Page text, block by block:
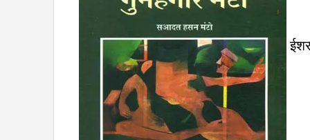
ईशर सिंह ज्यों ही होटल के कमरे में दाख़िल हुआ, कुलवंत कौर पलंग पर से उठी. अपनी तेज़-तेज़ आंखों से उसकी तरफ़ घूर के देखा और दरवाज़े की चटख़नी बन्द कर दी. रात के बारह बज चुके थे, शहर का मुज़ाफ़ात(आस-पास का क्षेत्र) एक अजीब पुरअसरार ख़ामोशी में ग़र्क़ था. कुलवंत कौर पलंग पर आलती-पालती मार कर बैठ गई. ईशर सिंह जो ग़ालिबन अपने परागन्दा(अस्त-व्यस्त) ख़यालात के उलझे हुए धागे खोल रहा था हाथ में कृपाण लिए एक कोने में खड़ा था. चन्द लम्हात इसी तरह ख़ामोशी में गुज़र गए. कुलवंत कौर को थोड़ी देर के बाद अपना आसन पसन्द न आया, और दोनों टांगे पलंग से नीचे लटका कर हिलाने